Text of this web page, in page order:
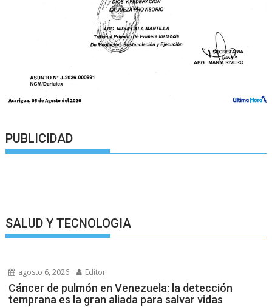
PUBLICIDAD
SALUD Y TECNOLOGIA
agosto 6, 2026 Editor
Cáncer de pulmón en Venezuela: la detección
temprana es la gran aliada para salvar vidas